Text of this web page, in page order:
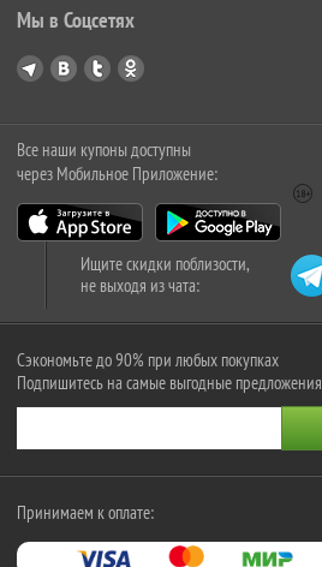
Мы в Соцсетях
Все наши купоны доступны
через Мобильное Приложение:
Ищите скидки поблизости,
не выходя из чата:
Сэкономьте до 90% при любых покупках
Подпишитесь на самые выгодные предложения
Принимаем к оплате: